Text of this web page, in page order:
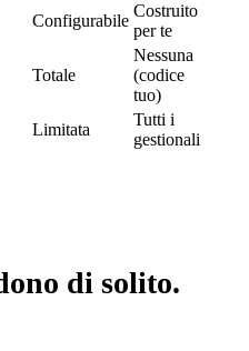
Configurabile
Costruito
per te
Totale
Nessuna
(codice
tuo)
Limitata
Tutti i
gestionali
di solito.